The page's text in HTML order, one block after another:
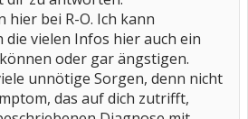
hier bei R-O. Ich kann
die vielen Infos hier auch ein
oder gar ängstigen.
unnötige Sorgen, denn nicht
das auf dich zutrifft,